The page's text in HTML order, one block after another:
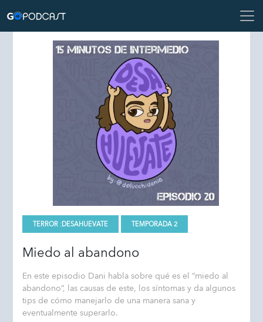
TERROR :DESAHUEVATE TEMPORADA 2
Miedo al abandono
En este episodio Dani habla sobre qué es el “miedo al
abandono”, las causas de este, los síntomas y da algunos
tips de cómo manejarlo de una manera sana y
eventualmente superarlo.